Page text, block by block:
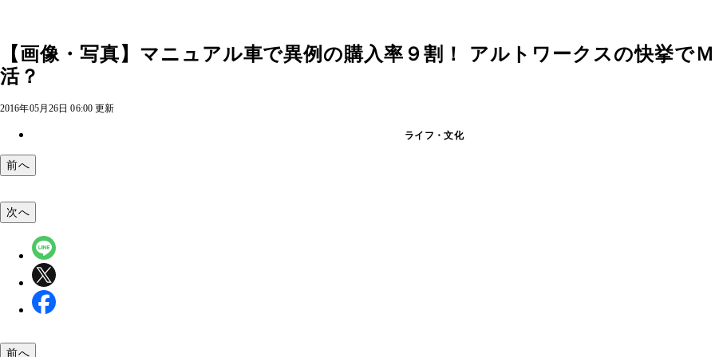
【画像・写真】マニュアル車で異例の購入率９割！ アルトワークスの快挙で
活？
2016年05月26日 06:00 更新
ライフ・文化
前へ
次へ
前へ